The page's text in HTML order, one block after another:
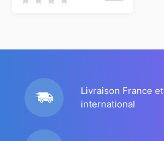
Livraison France et
international